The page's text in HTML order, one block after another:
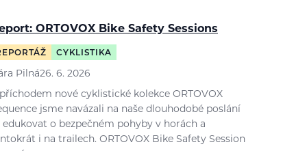
ORTOVOX Bike Safety Sessions
CYKLISTIKA
Pilná26. 6. 2026
nové cyklistické kolekce ORTOVOX
jsme navázali na naše dlouhodobé poslání
o bezpečném pohyby v horách a
i na trailech. ORTOVOX Bike Safety Session